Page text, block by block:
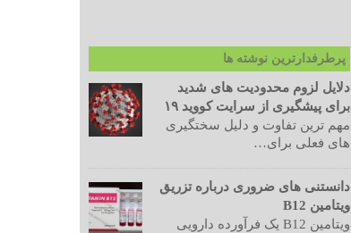
پرطرفدارترین نوشته ها
دلایل لزوم محدودیت های شدید
برای پیشگیری از سرایت کووید ۱۹
مهم ترین تفاوت و دلیل سختگیری
های فعلی برای…
دانستنی های ضروری درباره تزریق
ویتامین B12
ویتامین B12 یک فرآورده دارویی